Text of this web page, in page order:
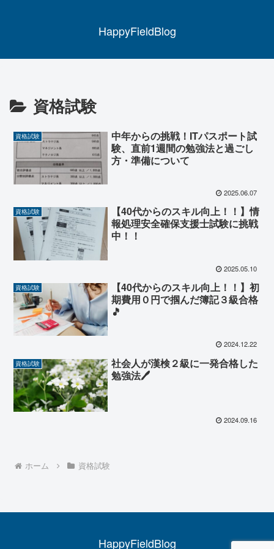
HappyFieldBlog
資格試験
資格試験
中年からの挑戦！ITパスポート試
験、直前1週間の勉強法と過ごし
方・準備について
2025.06.07
資格試験
【40代からのスキル向上！！】情
報処理安全確保支援士試験に挑戦
中！！
2025.05.10
資格試験
【40代からのスキル向上！！】初
期費用０円で掴んだ簿記３級合格
🎵
2024.12.22
資格試験
社会人が漢検２級に一発合格した
勉強法🖊
2024.09.16
ホーム 資格試験
HappyFieldBlog